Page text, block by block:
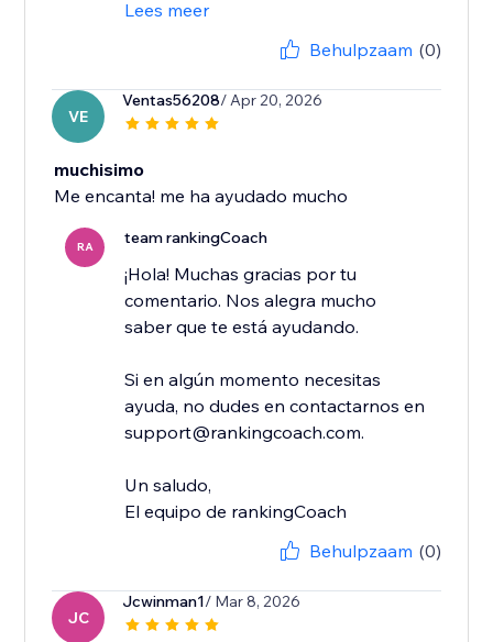
Lees meer
Behulpzaam (0)
VE
Ventas56208/ Apr 20, 2026
muchisimo
Me encanta! me ha ayudado mucho
RA team rankingCoach
¡Hola! Muchas gracias por tu
comentario. Nos alegra mucho
saber que te está ayudando.
Si en algún momento necesitas
ayuda, no dudes en contactarnos en
support@rankingcoach.com.
Un saludo,
El equipo de rankingCoach
Behulpzaam (0)
JC
Jcwinman1/ Mar 8, 2026